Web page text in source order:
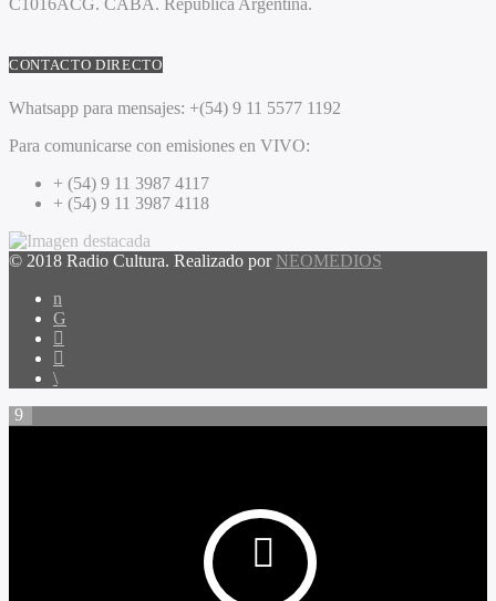
C1016ACG. CABA. República Argentina.
CONTACTO DIRECTO
Whatsapp para mensajes: +(54) 9 11 5577 1192
Para comunicarse con emisiones en VIVO:
+ (54) 9 11 3987 4117
+ (54) 9 11 3987 4118
© 2018 Radio Cultura. Realizado por NEOMEDIOS